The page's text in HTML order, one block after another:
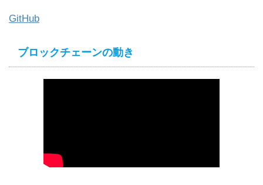
GitHub
ブロックチェーンの動き